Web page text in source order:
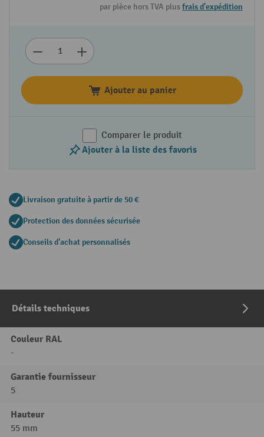
par pièce hors TVA plusfrais d'expédition
Ajouter au panier
Comparer le produit
Ajouter à la liste des favoris
Livraison gratuite à partir de 50 €
Protection des données sécurisée
Conseils d'achat personnalisés
Détails techniques
Couleur RAL
-
Garantie fournisseur
5
Hauteur
55 mm